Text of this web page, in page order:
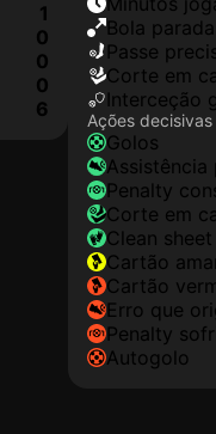
1
0
0
0
6
Bola
passe
corte em
interceção
Ações decisivas
golos
penalty
corte em
clean
cartão
cartão
erro que
penalty
autogolo